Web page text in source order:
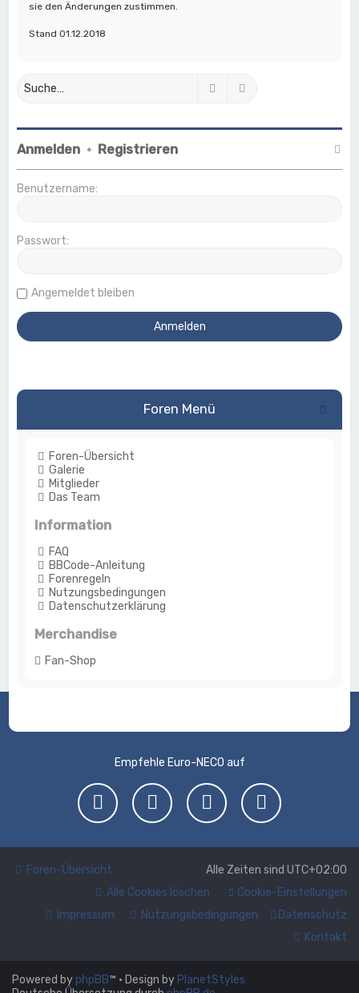
sie den Änderungen zustimmen.
Stand 01.12.2018
Suche
Anmelden • Registrieren
Benutzername:
Passwort:
Angemeldet bleiben
Foren Menü
Foren-Übersicht
Galerie
Mitglieder
Das Team
Information
FAQ
BBCode-Anleitung
Forenregeln
Nutzungsbedingungen
Datenschutzerklärung
Merchandise
Fan-Shop
Empfehle Euro-NECO auf
Foren-Übersicht Alle Zeiten sind UTC+02:00
Cookie-Einstellungen
Alle Cookies löschen
Datenschutz
Nutzungsbedingungen
Impressum
Kontakt
Powered by phpBB™ • Design by PlanetStyles